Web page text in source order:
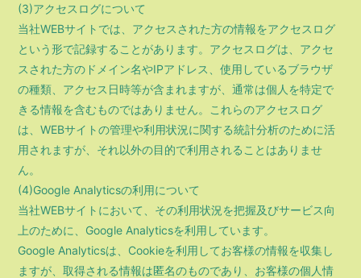
(3)アクセスログについて
当社WEBサイトでは、アクセスされた方の情報をアクセスログ
という形で記録することがあります。アクセスログは、アクセ
スされた方のドメイン名やIPアドレス、使用しているブラウザ
の種類、アクセス日時等が含まれますが、通常は個人を特定で
きる情報を含むものではありません。これらのアクセスログ
は、WEBサイトの管理や利用状況に関する統計分析のために活
用されますが、それ以外の目的で利用されることはありませ
ん。
(4)Google Analyticsの利用について
当社WEBサイトにおいて、その利用状況を把握及びサービス向
上のために、Google Analyticsを利用しています。
Google Analyticsは、Cookieを利用してお客様の情報を収集し
ますが、取得される情報は匿名のものであり、お客様の個人情